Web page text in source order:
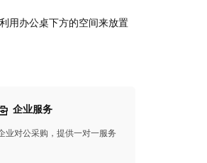
用办公桌下方的空间来放置
企业服务
业对公采购，提供一对一服务